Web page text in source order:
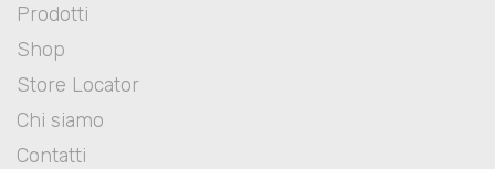
Prodotti
Shop
Store Locator
Chi siamo
Contatti